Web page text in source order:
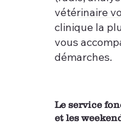
vétérinaire
clinique la
vous
démarches.
Le service
et les